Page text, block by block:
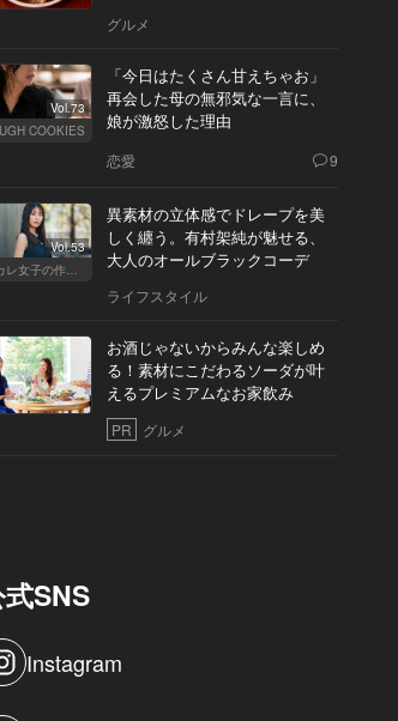
グルメ
Vol.73
COOKIES
「今日はたくさん甘えちゃお」
再会した母の無邪気な一言に、
娘が激怒した理由
恋愛 9
Vol.53
東カレ女子の作り方
異素材の立体感でドレープを美
しく纏う。有村架純が魅せる、
大人のオールブラックコーデ
ライフスタイル
お酒じゃないからみんな楽しめ
る！素材にこだわるソーダが叶
えるプレミアムなお家飲み
PR グルメ
SNS
Instagram